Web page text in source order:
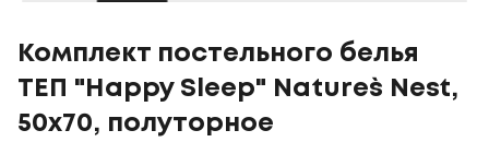
Комплект постельного белья
ТЕП "Happy Sleep" Nature`s Nest,
50x70, полуторное